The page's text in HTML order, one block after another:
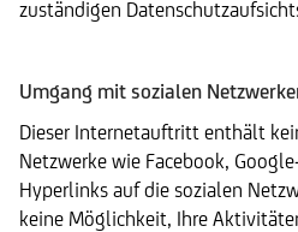
zuständigen
Umgang mit sozialen
Dieser Internetauftritt enthält
Netzwerke wie Facebook,
Hyperlinks auf die sozialen
keine Möglichkeit, Ihre